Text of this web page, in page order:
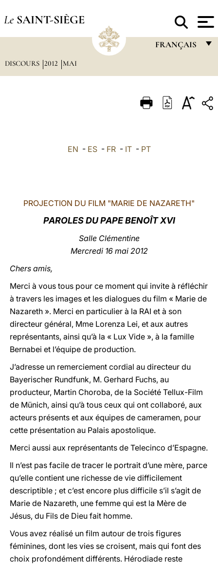
Le SAINT-SIÈGE
FRANÇAIS
ITALIANO
中文
DISCOURS 2012 MAI
EN - ES- FR- IT- PT
PROJECTION DU FILM "MARIE DE NAZARETH"
PAROLES DU PAPE BENOÎT XVI
Salle Clémentine
Mercredi 16 mai 2012
Chers amis,
Merci à vous tous pour ce moment qui invite à réfléchir
à travers les images et les dialogues du film « Marie de
Nazareth ». Merci en particulier à la RAI et à son
directeur général, Mme Lorenza Lei, et aux autres
représentants, ainsi qu’à la « Lux Vide », à la famille
Bernabei et l’équipe de production.
J’adresse un remerciement cordial au directeur du
Bayerischer Rundfunk, M. Gerhard Fuchs, au
producteur, Martin Choroba, de la Société Tellux-Film
de Münich, ainsi qu’à tous ceux qui ont collaboré, aux
acteurs présents et aux équipes de cameramen, pour
cette présentation au Palais apostolique.
Merci aussi aux représentants de Telecinco d’Espagne.
Il n’est pas facile de tracer le portrait d’une mère, parce
qu’elle contient une richesse de vie difficilement
descriptible ; et c’est encore plus difficile s’il s’agit de
Marie de Nazareth, une femme qui est la Mère de
Jésus, du Fils de Dieu fait homme.
Vous avez réalisé un film autour de trois figures
féminines, dont les vies se croisent, mais qui font des
choix profondément différents. Hérodiade reste